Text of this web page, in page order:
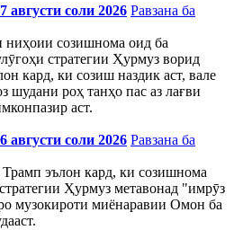
соли 2026 Равзана ба
ниҳоии созишнома оид ба
стратегии Ҳурмуз ворид
кард, ки созиш наздик аст, вале
шудани роҳ танҳо пас аз лағви
аст.
соли 2026 Равзана ба
эълон кард, ки созишнома
Ҳурмуз метавонад "имрӯз
музокироти миёнаравии Омон ба